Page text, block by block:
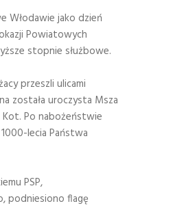
Włodawie jako dzień
Powiatowych
stopnie służbowe.
przeszli ulicami
została uroczysta Msza
Po nabożeństwie
lecia Państwa
PSP,
podniesiono flagę